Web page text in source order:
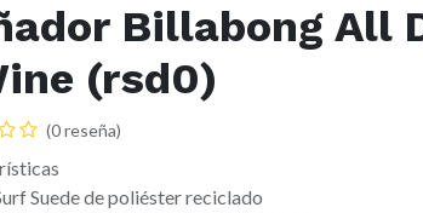
Billabong All
(rsd0)
(0 reseña)
Suede de poliéster reciclado